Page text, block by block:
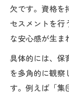
欠です。資格を
セスメントを行
な安心感が生ま
具体的には、保
を多角的に観察
す。例えば「集